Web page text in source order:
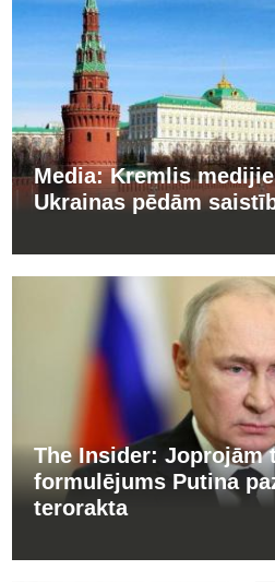
Media: Kremlis
Ukrainas pēdām
The Insider: Joprojām
formulējums Putina
terorakta